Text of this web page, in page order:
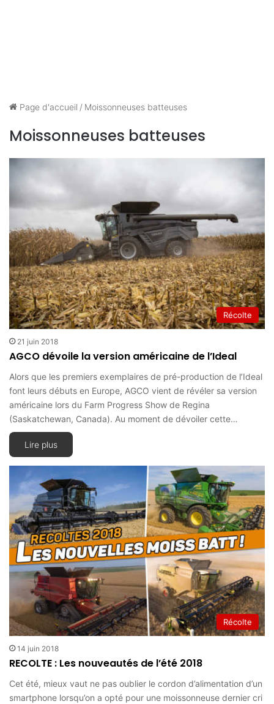
Page d'accueil / Moissonneuses batteuses
Moissonneuses batteuses
Récolte
21 juin 2018
AGCO dévoile la version américaine de l’Ideal
Alors que les premiers exemplaires de pré-production de l’Ideal
font leurs débuts en Europe, AGCO vient de révéler sa version
américaine lors du Farm Progress Show de Regina
(Saskatchewan, Canada). Au moment de dévoiler cette…
Lire plus
Récolte
14 juin 2018
RECOLTE : Les nouveautés de l’été 2018
Cet été, mieux vaut ne pas oublier le cordon d’alimentation d’un
smartphone lorsqu’on a opté pour une moissonneuse dernier cri